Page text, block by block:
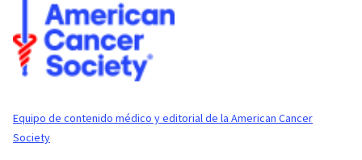
Equipo de contenido médico y editorial de la American Cancer
Society